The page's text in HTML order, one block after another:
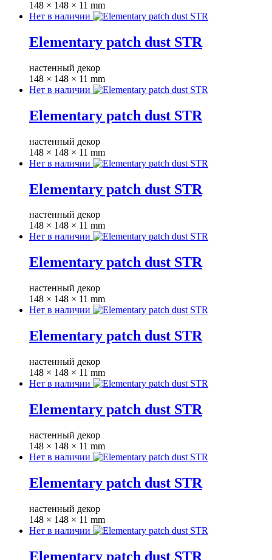
148 × 148 × 11 mm
Нет в наличии
Elementary patch dust STR
настенный декор
148 × 148 × 11 mm
Нет в наличии
Elementary patch dust STR
настенный декор
148 × 148 × 11 mm
Нет в наличии
Elementary patch dust STR
настенный декор
148 × 148 × 11 mm
Нет в наличии
Elementary patch dust STR
настенный декор
148 × 148 × 11 mm
Нет в наличии
Elementary patch dust STR
настенный декор
148 × 148 × 11 mm
Нет в наличии
Elementary patch dust STR
настенный декор
148 × 148 × 11 mm
Нет в наличии
Elementary patch dust STR
настенный декор
148 × 148 × 11 mm
Нет в наличии
Elementary patch dust STR